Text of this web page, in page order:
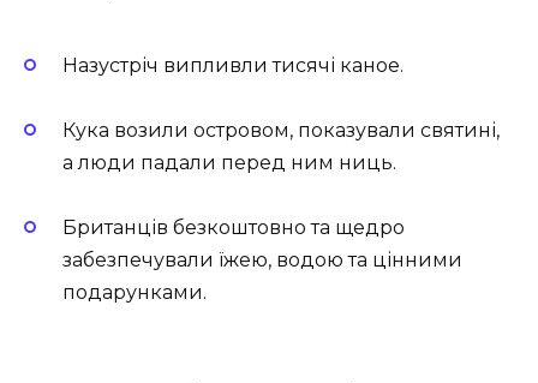
Назустріч випливли тисячі каное.
Кука возили островом, показували святині,
а люди падали перед ним ниць.
Британців безкоштовно та щедро
забезпечували їжею, водою та цінними
подарунками.